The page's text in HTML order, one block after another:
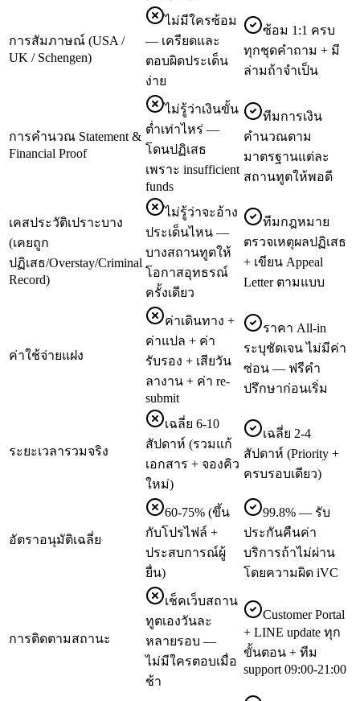
การสัมภาษณ์ (USA /
UK / Schengen)
ไม่มีใครซ้อม
— เครียดและ
ตอบผิดประเด็น
ง่าย
ซ้อม 1:1 ครบ
ทุกชุดคำถาม + มี
ล่ามถ้าจำเป็น
การคำนวณ Statement &
Financial Proof
ไม่รู้ว่าเงินขั้น
ต่ำเท่าไหร่ —
โดนปฏิเสธ
เพราะ insufficient
funds
ทีมการเงิน
คำนวณตาม
มาตรฐานแต่ละ
สถานทูตให้พอดี
เคสประวัติเปราะบาง
(เคยถูก
ปฏิเสธ/Overstay/Criminal
Record)
ไม่รู้ว่าจะอ้าง
ประเด็นไหน —
บางสถานทูตให้
โอกาสอุทธรณ์
ครั้งเดียว
ทีมกฎหมาย
ตรวจเหตุผลปฏิเสธ
+ เขียน Appeal
Letter ตามแบบ
ค่าใช้จ่ายแฝง
ค่าเดินทาง +
ค่าแปล + ค่า
รับรอง + เสียวัน
ลางาน + ค่า re-
submit
ราคา All-in
ระบุชัดเจน ไม่มีค่า
ซ่อน — ฟรีคำ
ปรึกษาก่อนเริ่ม
ระยะเวลารวมจริง
เฉลี่ย 6-10
สัปดาห์ (รวมแก้
เอกสาร + จองคิว
ใหม่)
เฉลี่ย 2-4
สัปดาห์ (Priority +
ครบรอบเดียว)
อัตราอนุมัติเฉลี่ย
60-75% (ขึ้น
กับโปรไฟล์ +
ประสบการณ์ผู้
ยื่น)
99.8% — รับ
ประกันคืนค่า
บริการถ้าไม่ผ่าน
โดยความผิด iVC
การติดตามสถานะ
เช็คเว็บสถาน
ทูตเองวันละ
หลายรอบ —
ไม่มีใครตอบเมื่อ
ช้า
Customer Portal
+ LINE update ทุก
ขั้นตอน + ทีม
support 09:00-21:00